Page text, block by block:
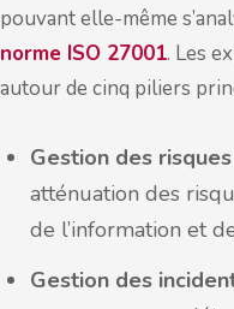
pouvant elle-même
norme ISO 27001. Les
autour de cinq piliers
Gestion des
atténuation des
de l’information et
Gestion des